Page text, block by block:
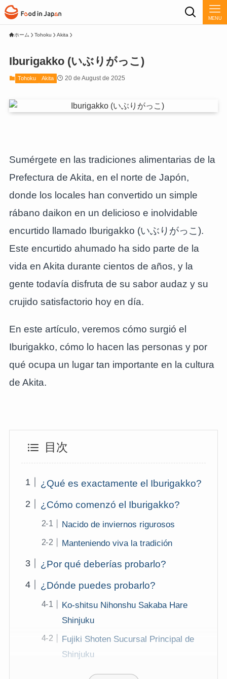
MENU
ホーム Tohoku Akita
Iburigakko (いぶりがっこ)
Tohoku Akita 20 de August de 2025
Sumérgete en las tradiciones alimentarias de la
Prefectura de Akita, en el norte de Japón,
donde los locales han convertido un simple
rábano daikon en un delicioso e inolvidable
encurtido llamado Iburigakko (いぶりがっこ).
Este encurtido ahumado ha sido parte de la
vida en Akita durante cientos de años, y la
gente todavía disfruta de su sabor audaz y su
crujido satisfactorio hoy en día.
En este artículo, veremos cómo surgió el
Iburigakko, cómo lo hacen las personas y por
qué ocupa un lugar tan importante en la cultura
de Akita.
目次
¿Qué es exactamente el Iburigakko?
¿Cómo comenzó el Iburigakko?
Nacido de inviernos rigurosos
Manteniendo viva la tradición
¿Por qué deberías probarlo?
¿Dónde puedes probarlo?
Ko-shitsu Nihonshu Sakaba Hare
Shinjuku
Fujiki Shoten Sucursal Principal de
Shinjuku